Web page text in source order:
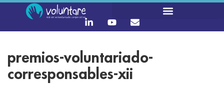
premios-voluntariado-
corresponsables-xii